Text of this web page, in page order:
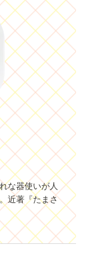
な器使いが人
近著『たまさ